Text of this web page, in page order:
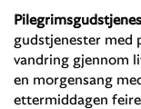
gudstjenester med
vandring gjennom
en morgensang
ettermiddagen